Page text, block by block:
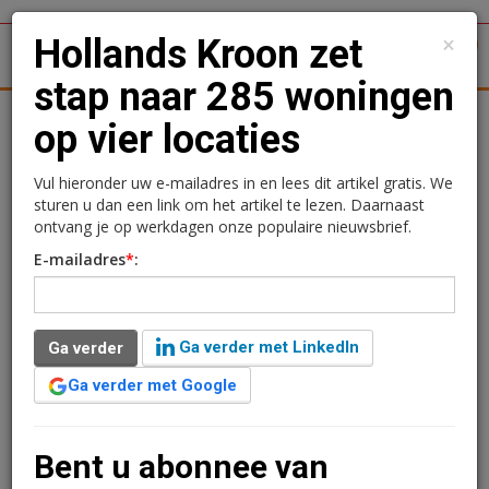
Woningmarkt Kantoren Logistiek
Hollands Kroon zet stap
naar 285 woningen op
vier locaties
Redactie 3 juli 2026 om 10:07 2 minuten leestijd
De gemeenteraad van Hollands Kroon heeft ingestemd
met plannen voor woningbouw in Wieringerwerf, Anna
locaties moeten samen 285 woningen komen. Volgens
de gemeente valt 92 procent daarvan in het betaalbare
×
Hollands Kroon zet
stap naar 285 woningen
op vier locaties
Vul hieronder uw e-mailadres in en lees dit artikel gratis. We
sturen u dan een link om het artikel te lezen. Daarnaast
ontvang je op werkdagen onze populaire nieuwsbrief.
E-mailadres*:
Ga verder
Ga verder met LinkedIn
Ga verder met Google
Bent u abonnee van